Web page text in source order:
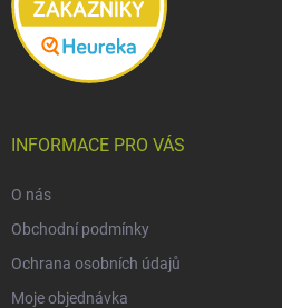
INFORMACE PRO VÁS
O nás
Obchodní podmínky
Ochrana osobních údajů
Moje objednávka